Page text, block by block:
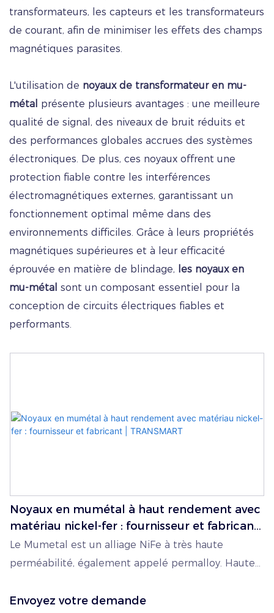
Envoyez votre demande
transformateurs, les capteurs et les transformateurs
de courant, afin de minimiser les effets des champs
magnétiques parasites.
L'utilisation de noyaux de transformateur en mu-
métal présente plusieurs avantages : une meilleure
qualité de signal, des niveaux de bruit réduits et
des performances globales accrues des systèmes
électroniques. De plus, ces noyaux offrent une
protection fiable contre les interférences
électromagnétiques externes, garantissant un
fonctionnement optimal même dans des
environnements difficiles. Grâce à leurs propriétés
magnétiques supérieures et à leur efficacité
éprouvée en matière de blindage, les noyaux en
mu-métal sont un composant essentiel pour la
conception de circuits électriques fiables et
performants.
Noyaux en mumétal à haut rendement avec
matériau nickel-fer : fournisseur et fabricant
| TRANSMART
Le Mumetal est un alliage NiFe à très haute
perméabilité, également appelé permalloy. Haute
Composants compacts / Puissance transmissible